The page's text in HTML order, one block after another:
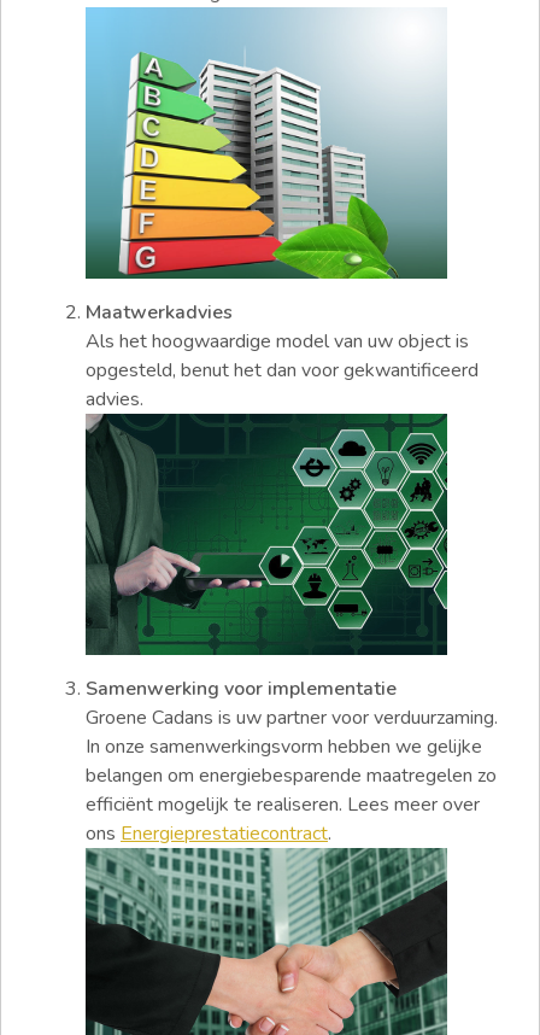
Maatwerkadvies
Als het hoogwaardige model van uw object is
opgesteld, benut het dan voor gekwantificeerd
advies.
Samenwerking voor implementatie
Groene Cadans is uw partner voor verduurzaming.
In onze samenwerkingsvorm hebben we gelijke
belangen om energiebesparende maatregelen zo
efficiënt mogelijk te realiseren. Lees meer over
ons Energieprestatiecontract.